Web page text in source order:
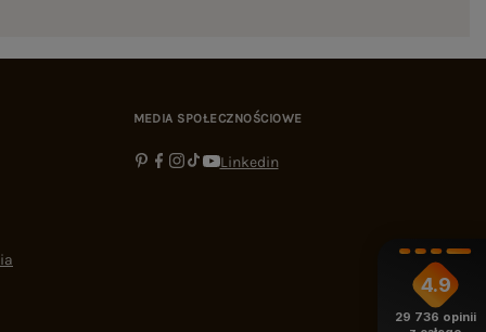
MEDIA SPOŁECZNOŚCIOWE
Linkedin
4.9
29 736 opinii